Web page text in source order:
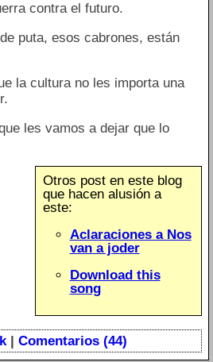
contra el futuro.
puta, esos cabrones, están
la cultura no les importa una
les vamos a dejar que lo
Otros post en este blog
que hacen alusión a
este:
Aclaraciones a Nos
van a joder
Download this
song
| Comentarios (44)